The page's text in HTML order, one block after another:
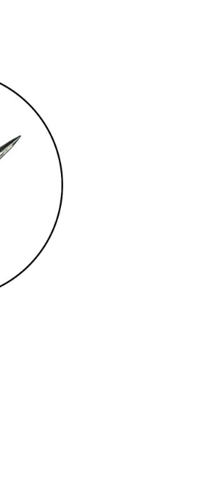
ДЛЯ КОЖИ